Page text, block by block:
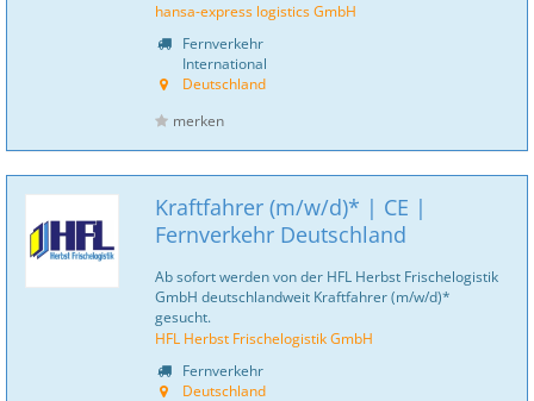
hansa-express logistics GmbH
Fernverkehr
International
Deutschland
merken
Kraftfahrer (m/w/d)* | CE |
Fernverkehr Deutschland
Ab sofort werden von der HFL Herbst Frischelogistik
GmbH deutschlandweit Kraftfahrer (m/w/d)*
gesucht.
HFL Herbst Frischelogistik GmbH
Fernverkehr
Deutschland